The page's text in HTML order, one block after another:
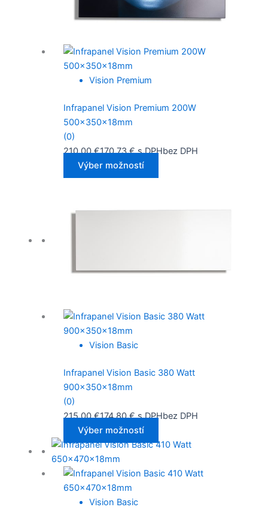
Vision Premium
Infrapanel Vision Premium 200W
500x350x18mm
(0)
210,00€170,73€ s DPHbez DPH
Výber možností
Vision Basic
Infrapanel Vision Basic 380 Watt
900x350x18mm
(0)
215,00€174,80€ s DPHbez DPH
Výber možností
Vision Basic